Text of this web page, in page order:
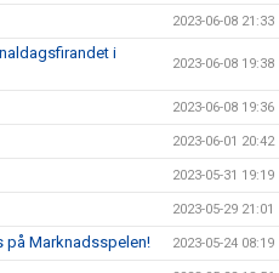
2023-06-08 21:33
i
2023-06-08 19:38
2023-06-08 19:36
2023-06-01 20:42
2023-05-31 19:19
2023-05-29 21:01
på Marknadsspelen! 2023-05-24 08:19